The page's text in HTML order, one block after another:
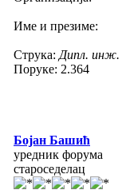
Име и презиме:
Струка: Дипл. инж.
Поруке: 2.364
Бојан Башић
уредник форума
староседелац